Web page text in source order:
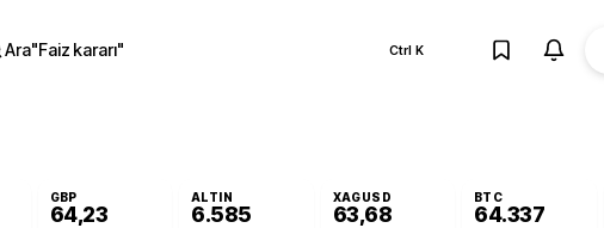
Ara"Faiz kararı" Ctrl K
GBP
64,23
ALTIN
6.585
XAGUSD
63,68
BTC
64.337